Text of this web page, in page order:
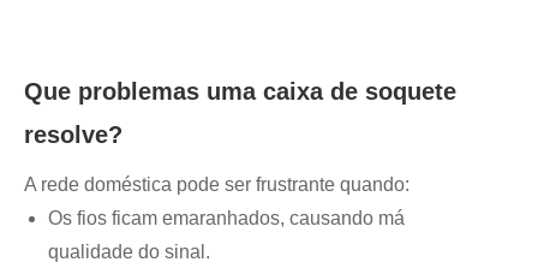
Que problemas uma caixa de soquete
resolve?
A rede doméstica pode ser frustrante quando:
Os fios ficam emaranhados, causando má
qualidade do sinal.